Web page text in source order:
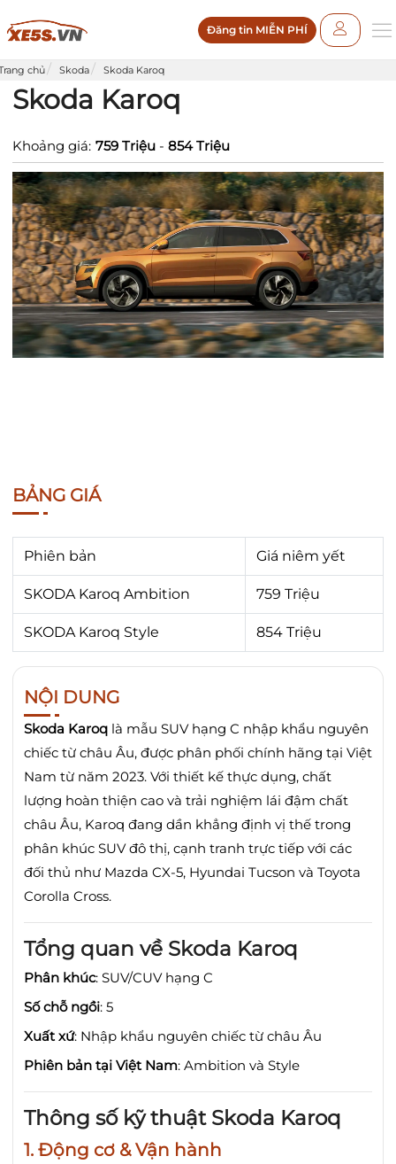
Đăng tin MIỄN PHÍ
chủ Skoda Skoda Karoq
Skoda Karoq
Khoảng giá: 759 Triệu - 854 Triệu
BẢNG GIÁ
Phiên bản Giá niêm yết
SKODA Karoq Ambition 759 Triệu
SKODA Karoq Style 854 Triệu
NỘI DUNG
Skoda Karoq là mẫu SUV hạng C nhập khẩu nguyên
chiếc từ châu Âu, được phân phối chính hãng tại Việt
Nam từ năm 2023. Với thiết kế thực dụng, chất
lượng hoàn thiện cao và trải nghiệm lái đậm chất
châu Âu, Karoq đang dần khẳng định vị thế trong
phân khúc SUV đô thị, cạnh tranh trực tiếp với các
đối thủ như Mazda CX-5, Hyundai Tucson và Toyota
Corolla Cross.
Tổng quan về Skoda Karoq
Phân khúc: SUV/CUV hạng C
Số chỗ ngồi: 5
Xuất xứ: Nhập khẩu nguyên chiếc từ châu Âu
Phiên bản tại Việt Nam: Ambition và Style
Thông số kỹ thuật Skoda Karoq
1. Động cơ & Vận hành